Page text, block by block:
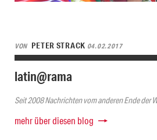
VON PETER STRACK 04.02.2017
latin@rama
Seit 2008 Nachrichten vom anderen Ende der
mehr über diesen blog